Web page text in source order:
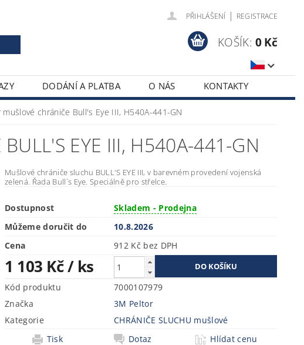
PŘIHLÁŠENÍ | REGISTRACE
KOŠÍK: 0 Kč
DODÁNÍ A PLATBA O NÁS KONTAKTY
chrániče Bull's Eye III, H540A-441-GN
EYE III, H540A-441-GN
Mušlové chrániče sluchu BULL'S EYE III, v barevném provedení vojenská
zelená. Řada Bull`s Eye. Speciálně pro střelce.
Dostupnost
Skladem - Prodejna
Můžeme doručit do
10.8.2026
Cena
912 Kč bez DPH
1 103 Kč/ ks
Kód produktu
7000107979
Značka
3M Peltor
Kategorie
CHRÁNIČE SLUCHU mušlové
Tisk
Dotaz Hlídat cenu